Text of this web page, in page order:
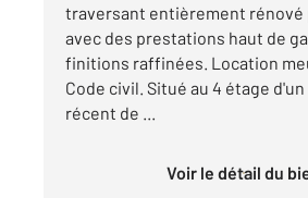
traversant entièrement rénové
avec des prestations haut de
finitions raffinées. Location
Code civil. Situé au 4 étage
récent de ...
Voir le détail du